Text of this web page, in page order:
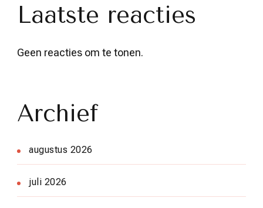
Laatste reacties
Geen reacties om te tonen.
Archief
augustus 2026
juli 2026